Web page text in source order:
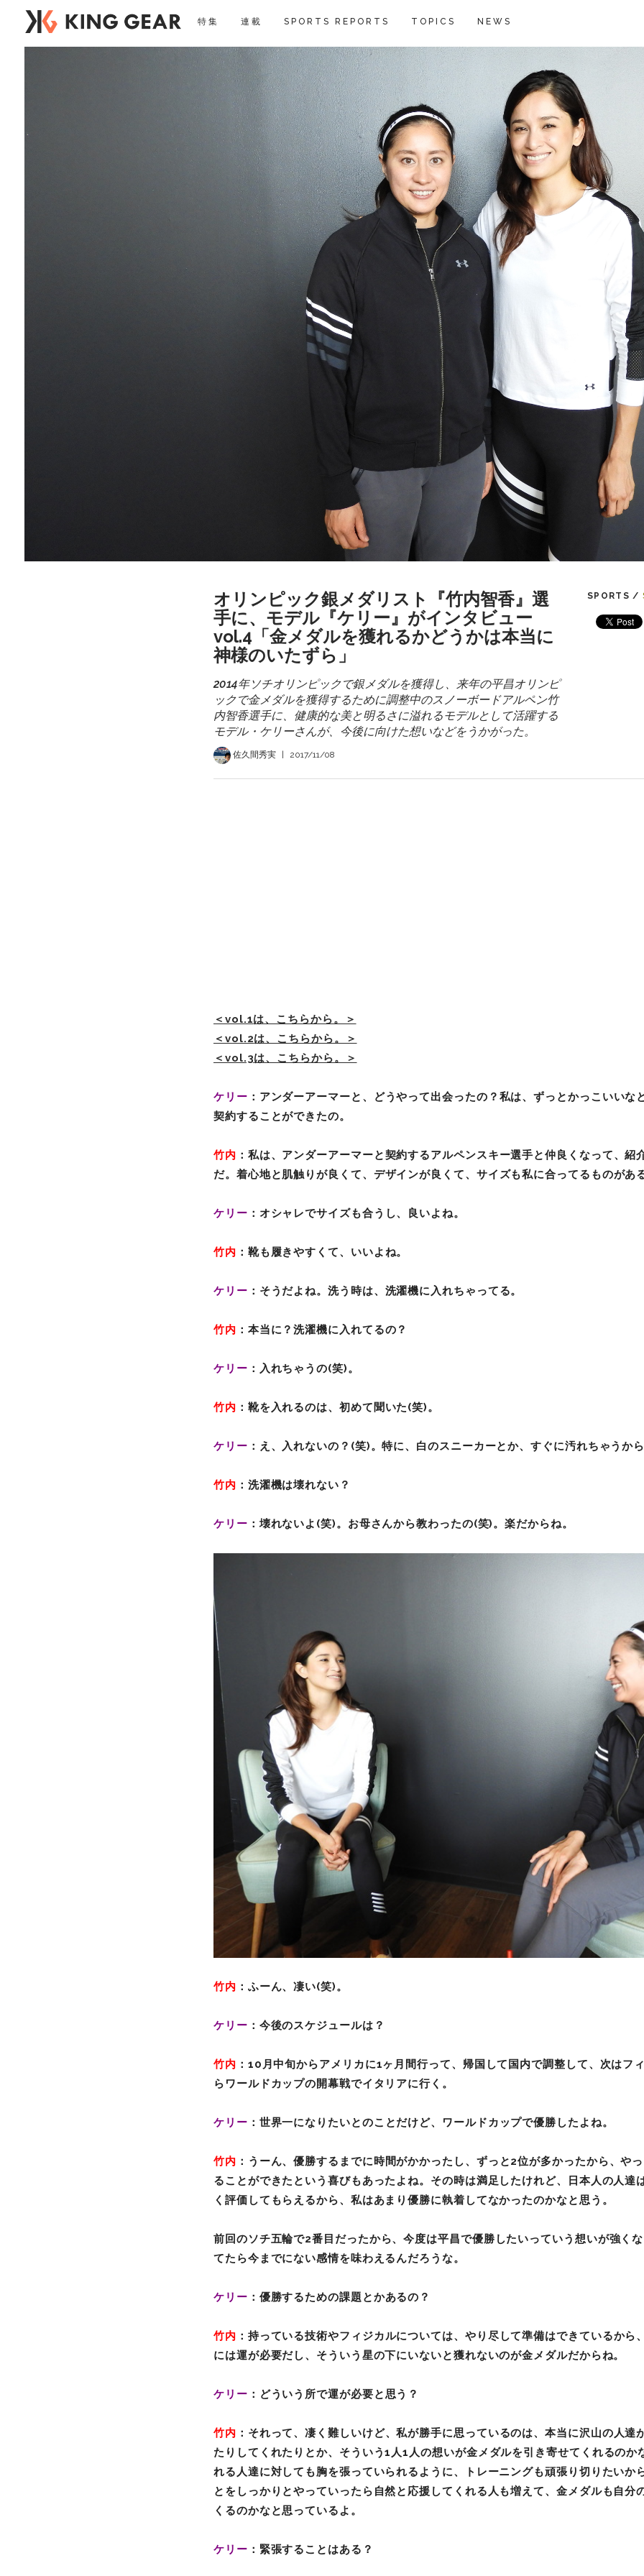
特集 連載 SPORTS REPORTS TOPICS NEWS
オリンピック銀メダリスト『竹内智香』選
手に、モデル『ケリー』がインタビュー
vol.4「金メダルを獲れるかどうかは本当に
神様のいたずら」
2014年ソチオリンピックで銀メダルを獲得し、来年の平昌オリンピ
ックで金メダルを獲得するために調整中のスノーボードアルペン竹
内智香選手に、健康的な美と明るさに溢れるモデルとして活躍する
モデル・ケリーさんが、今後に向けた想いなどをうかがった。
佐久間秀実 2017/11/08
SPORTS /
＜vol.1は、こちらから。＞
＜vol.2は、こちらから。＞
＜vol.3は、こちらから。＞
ケリー ：アンダーアーマーと、どうやって出会ったの？私は、ずっとかっこいいな
契約することができたの。
竹内 ：私は、アンダーアーマーと契約するアルペンスキー選手と仲良くなって、紹
だ。 着心地と肌触りが良くて、デザインが良くて、サイズも私に合ってるものがあ
ケリー ：オシャレでサイズも合うし、良いよね。
竹内 ：靴も履きやすくて、いいよね。
ケリー ：そうだよね。洗う時は、洗濯機に入れちゃってる。
竹内 ：本当に？洗濯機に入れてるの？
ケリー ：入れちゃうの(笑)。
竹内 ：靴を入れるのは、初めて聞いた(笑)。
ケリー ：え、入れないの？(笑)。特に、白のスニーカーとか、すぐに汚れちゃうか
竹内 ：洗濯機は壊れない？
ケリー ：壊れないよ(笑)。お母さんから教わったの(笑)。楽だからね。
竹内 ：ふーん、凄い(笑)。
ケリー ：今後のスケジュールは？
竹内 ：10 月中旬からアメリカに1ヶ月間行って、帰国して国内で調整して、次はフ
らワールドカップの開幕戦でイタリアに行く。
ケリー ：世界一になりたいとのことだけど、ワールドカップで優勝したよね。
竹内 ：うーん、優勝するまでに時間がかかったし、ずっと2位が多かったから、や
ることができたという喜びもあったよね。その時は満足したけれど、日本人の人達
く評価してもらえるから、私はあまり優勝に執着してなかったのかなと思う。
前回のソチ五輪で2番目だったから、今度は平昌で優勝したいっていう想いが強く
てたら今までにない感情を味わえるんだろうな。
ケリー ：優勝するための課題とかあるの？
竹内 ：持っている技術やフィジカルについては、やり尽して準備はできているから
には運が必要だし、そういう星の下にいないと獲れないのが金メダルだからね。
ケリー ：どういう所で運が必要と思う？
竹内 ：それって、凄く難しいけど、私が勝手に思っているのは、本当に沢山の人達
たりしてくれたりとか、そういう1 人1 人の想いが金メダルを引き寄せてくれるのか
れる人達に対しても胸を張っていられるように、トレーニングも頑張り切りたいか
とをしっかりとやっていったら自然と応援してくれる人も増えて、金メダルも自分
くるのかなと思っているよ。
ケリー ：緊張することはある？